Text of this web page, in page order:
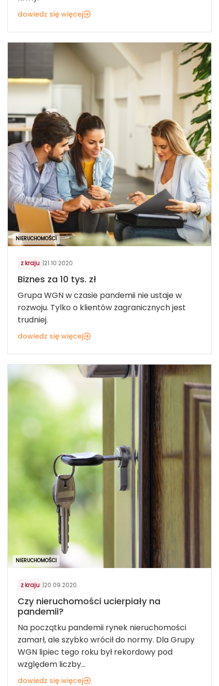
dowiedz się więcej
NIERUCHOMOŚCI
z kraju |21.10.2020
Biznes za 10 tys. zł
Grupa WGN w czasie pandemii nie ustaje w
rozwoju. Tylko o klientów zagranicznych jest
trudniej.
dowiedz się więcej
NIERUCHOMOŚCI
z kraju |20.09.2020
Czy nieruchomości ucierpiały na
pandemii?
Na początku pandemii rynek nieruchomości
zamarł, ale szybko wrócił do normy. Dla Grupy
WGN lipiec tego roku był rekordowy pod
względem liczby...
dowiedz się więcej